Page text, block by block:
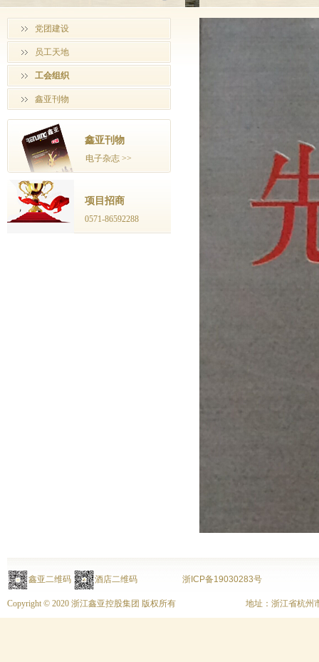
党团建设
员工天地
工会组织
鑫亚刊物
鑫亚刊物
电子杂志 >>
项目招商
0571-86592288
鑫亚二维码 酒店二维码 浙ICP备19030283号
Copyright © 2020 浙江鑫亚控股集团 版权所有 地址：浙江省杭州